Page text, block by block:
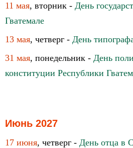
11 мая, вторник - День
Гватемале
13 мая, четверг - День
31 мая, понедельник - День
конституции Республики
Июнь 2027
17 июня, четверг - День отца в